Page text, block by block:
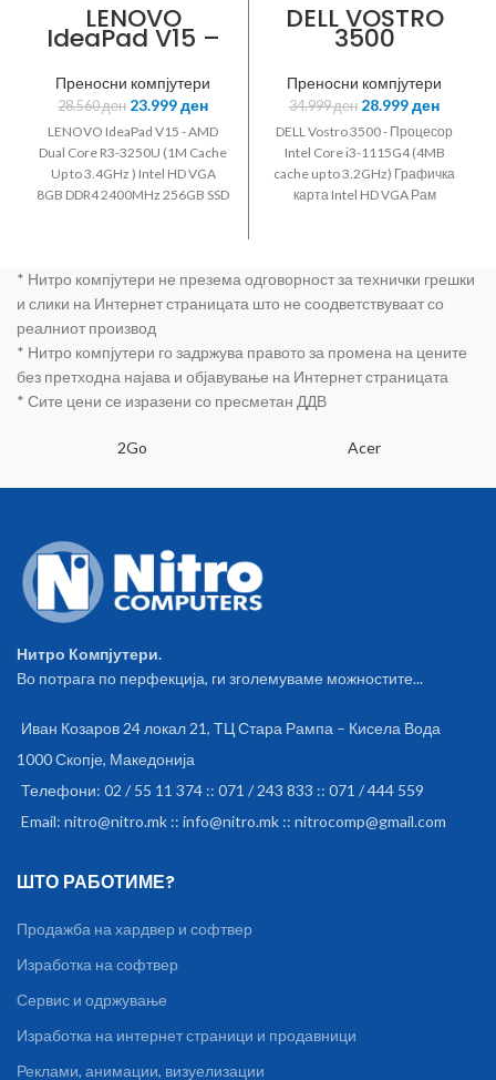
LENOVO
IdeaPad V15 –
AMD Dual Core
R3-3250U
Преносни компјутери
28.560ден 23.999ден
LENOVO IdeaPad V15 - AMD
Dual Core R3-3250U (1M Cache
Up to 3.4GHz ) Intel HD VGA
8GB DDR4 2400MHz 256GB SSD
Gigabit Ethernet Bluetooth® 4.0
Combo with WiFi Card Ports: 1 x
Combo Audio Jack 1 x VGA 1 x
HDMI 1 x RJ45 4-in-1 Card
Reader 15.6“ FULLHD
(1920x1080) P/N:
DELL VOSTRO
3500
Преносни компјутери
34.999ден 28.999ден
DELL Vostro 3500 - Процесор
Intel Core i3-1115G4 (4MB
cache up to 3.2GHz) Графичка
карта Intel HD VGA Рам
with Dolby Audio LAN:
10/100/1000M Gigabit Ethernet
USB 2.0 3.5 mm Combo Audio
Jack 1 x VGA 1 x HDMI 1 x RJ45
4-in-1 Card Reader 15.6“
N3001VN3500EMEA01_2201
* Нитро компјутери не презема одговорност за технички грешки
и слики на Интернет страницата што не соодветствуваат со
реалниот производ
* Нитро компјутери го задржува правото за промена на цените
без претходна најава и објавување на Интернет страницата
* Сите цени се изразени со пресметан ДДВ
2Go Acer
Нитро Компјутери.
Во потрага по перфекција, ги зголемуваме можностите...
Иван Козаров 24 локал 21, ТЦ Стара Рампа – Кисела Вода
1000 Скопје, Македонија
Телефони: 02 / 55 11 374 :: 071 / 243 833 :: 071 / 444 559
Email: nitro@nitro.mk :: info@nitro.mk :: nitrocomp@gmail.com
ШТО РАБОТИМЕ?
Продажба на хардвер и софтвер
Изработка на софтвер
Сервис и одржување
Изработка на интернет страници и продавници
Реклами, анимации, визуелизации